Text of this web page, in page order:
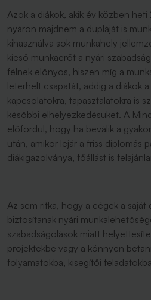
Azok a diákok, akik év közben
nyáron majdnem a dupláját is
kihasználva sok munkahely
kieső munkaerőt a nyári
félnek előnyös, hiszen míg a
leterhelt csapatát, addig a diákok
kapcsolatokra, tapasztalatokra is
későbbi elhelyezkedésüket. A
előfordul, hogy ha beválik a
után, amikor lejár a friss diplomás
diákigazolványa, főállást is
Az sem ritka, hogy a cégek a
biztosítanak nyári
szabadságolások miatt
projektekbe vagy a könnyen
folyamatokba, kisegítői